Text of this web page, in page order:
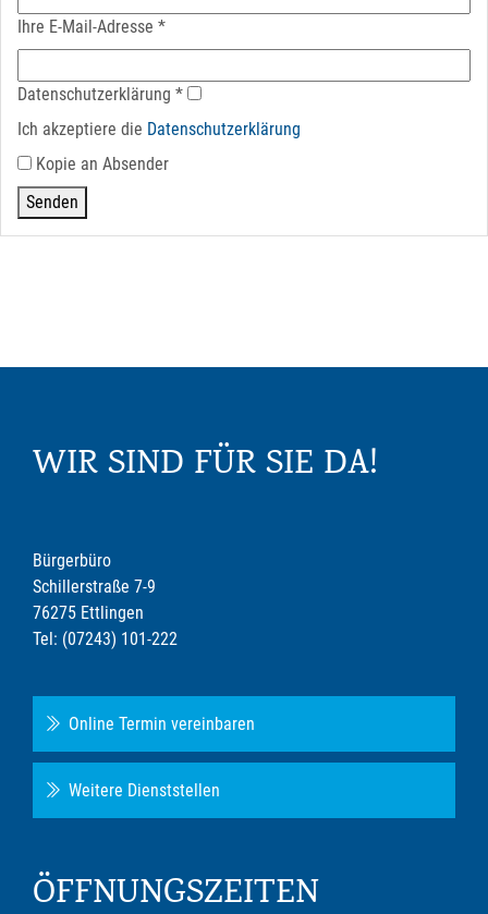
Ihre E-Mail-Adresse *
Datenschutz­erklärung *
Ich akzeptiere die Datenschutz­erklärung
Kopie an Absender
WIR SIND FÜR SIE DA!
Bürgerbüro
Schillerstraße 7-9
76275 Ettlingen
Tel: (07243) 101-222
Online Termin vereinbaren
Weitere Dienststellen
ÖFFNUNGSZEITEN